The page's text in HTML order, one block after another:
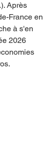
Après
France en
à s'en
2026